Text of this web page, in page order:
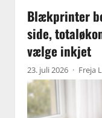
Blækprinter
side,
vælge inkjet
23. juli 2026 · Freja